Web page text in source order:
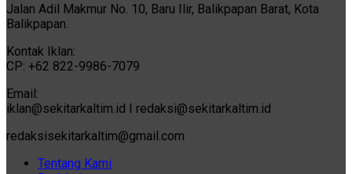
Jalan Adil Makmur No. 10, Baru Ilir, Balikpapan Barat, Kota
Balikpapan.
Kontak Iklan:
CP: +62 822-9986-7079
Email:
iklan@sekitarkaltim.id I redaksi@sekitarkaltim.id
redaksisekitarkaltim@gmail.com
Tentang Kami